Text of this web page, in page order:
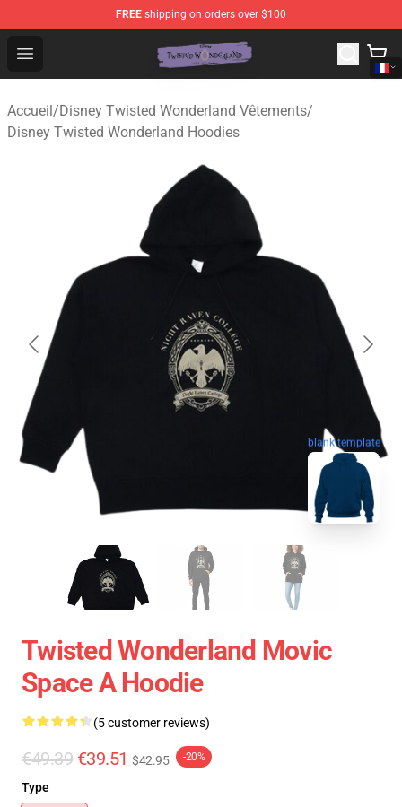
FREE shipping on orders over $100
Open menu
Twisted Wonderland Store - Official Twisted
Accueil/Disney Twisted Wonderland Vêtements/
Disney Twisted Wonderland Hoodies
blank template
Twisted Wonderland Movic
Space A Hoodie
(5 customer reviews)
€49.39 €39.51 $42.95 -20%
Type